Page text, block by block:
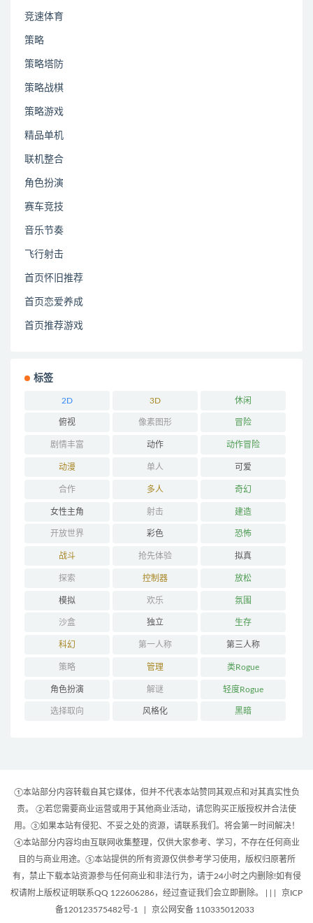
竞速体育
策略
策略塔防
策略战棋
策略游戏
精品单机
联机整合
角色扮演
赛车竞技
音乐节奏
飞行射击
首页怀旧推荐
首页恋爱养成
首页推荐游戏
标签
2D 3D 休闲
俯视 像素图形 冒险
剧情丰富 动作 动作冒险
动漫 单人 可爱
合作 多人 奇幻
女性主角 射击 建造
开放世界 彩色 恐怖
战斗 抢先体验 拟真
探索 控制器 放松
模拟 欢乐 氛围
沙盒 独立 生存
科幻 第一人称 第三人称
策略 管理 类Rogue
角色扮演 解谜 轻度Rogue
选择取向 风格化 黑暗
①本站部分内容转载自其它媒体，但并不代表本站赞同其观点和对其真实性负
责。 ②若您需要商业运营或用于其他商业活动，请您购买正版授权并合法使
用。③如果本站有侵犯、不妥之处的资源，请联系我们。将会第一时间解决！
④本站部分内容均由互联网收集整理，仅供大家参考、学习，不存在任何商业
目的与商业用途。⑤本站提供的所有资源仅供参考学习使用，版权归原著所
有，禁止下载本站资源参与任何商业和非法行为，请于24小时之内删除!如有侵
权请附上版权证明联系QQ 122606286，经过查证我们会立即删除。 | |
京ICP
备120123575482号-1
京公网安备 110335012033